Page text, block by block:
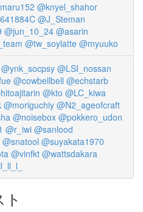
@knyel_shahor
@J_Steman
@jun_10_24 @asarin
@tw_soylatte @myuuko
@ynk_socpsy @LSI_nossan
@cowbellbell @echstarb
@kto @LC_kiwa
@moriguchiy @N2_ageofcraft
@noisebox @pokkero_udon
@r_iwi @sanlood
@snatool @suyakata1970
@vinfkt @wattsdakara